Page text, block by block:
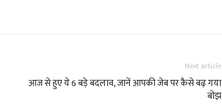
Next article
आज से हुए ये 6 बड़े बदलाव, जानें आपकी जेब पर कैसे बढ़ गया
बोझ